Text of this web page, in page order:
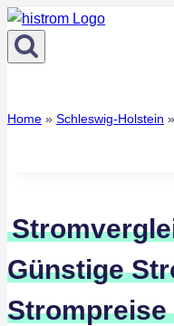
Zum
Inhalt
springen
Home » Schleswig-Holstein »
Günstige
Strompreise